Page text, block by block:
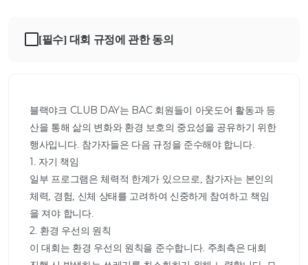
[필수] 대회 규정에 관한 동의
블랙야크 CLUB DAY는 BAC 회원들이 아웃도어 활동과 등
산을 통해 삶의 변화와 환경 보호의 중요성을 공유하기 위한
행사입니다. 참가자들은 다음 규정을 준수해야 합니다.
1. 자기 책임
일부 프로그램은 체력적 한계가 있으므로, 참가자는 본인의
체력, 경험, 신체 상태를 고려하여 신중하게 참여하고 책임
을 져야 합니다.
2. 환경 우선의 원칙
이 대회는 환경 우선의 원칙을 준수합니다. 주최측은 대회